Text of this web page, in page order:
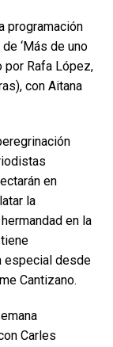
programación
‘Más de uno
por Rafa López,
con Aitana
en
la
en la
especial desde
Cantizano.
Carles